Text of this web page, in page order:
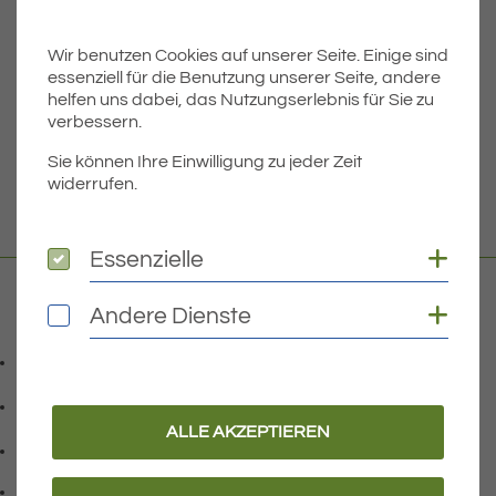
BEITRÄGE
Titel für Beitrag
Öffentliche Bekanntmachung über das Recht auf Einsicht in das Wählerverzeichnis […]
Kontakt
07541 9708 - 77
E-Mail Adresse: info@eriskirch.de
Wir benutzen Cookies auf unserer Seite. Einige sind
essenziell für die Benutzung unserer Seite, andere
helfen uns dabei, das Nutzungserlebnis für Sie zu
verbessern.
Sie können Ihre Einwilligung zu jeder Zeit
widerrufen.
Essenzielle
Essenzielle
Andere Dienste
Andere Dienste
ALLE AKZEPTIEREN